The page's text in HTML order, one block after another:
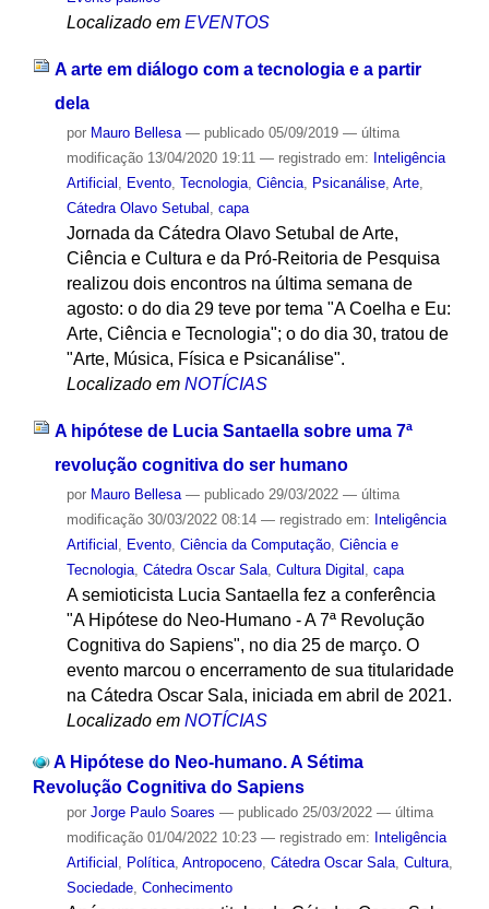
Localizado em EVENTOS
A arte em diálogo com a tecnologia e a partir
dela
por Mauro Bellesa — publicado05/09/2019 — última
modificação13/04/2020 19:11 — registrado em: Inteligência
Artificial , Evento, Tecnologia, Ciência, Psicanálise, Arte,
Cátedra Olavo Setubal , capa
Jornada da Cátedra Olavo Setubal de Arte,
Ciência e Cultura e da Pró-Reitoria de Pesquisa
realizou dois encontros na última semana de
agosto: o do dia 29 teve por tema "A Coelha e Eu:
Arte, Ciência e Tecnologia"; o do dia 30, tratou de
"Arte, Música, Física e Psicanálise".
Localizado em NOTÍCIAS
A hipótese de Lucia Santaella sobre uma 7ª
revolução cognitiva do ser humano
por Mauro Bellesa — publicado29/03/2022 — última
modificação30/03/2022 08:14 — registrado em: Inteligência
Artificial
Evento, Ciência da Computação, Ciência e
Tecnologia, Cátedra Oscar Sala, Cultura Digital capa
A semioticista Lucia Santaella fez a conferência
"A Hipótese do Neo-Humano - A 7ª Revolução
Cognitiva do Sapiens", no dia 25 de março. O
evento marcou o encerramento de sua titularidade
na Cátedra Oscar Sala, iniciada em abril de 2021.
Localizado em NOTÍCIAS
A Hipótese do Neo-humano. A Sétima
Revolução Cognitiva do Sapiens
por Jorge Paulo Soares — publicado25/03/2022 — última
modificação01/04/2022 10:23 — registrado em: Inteligência
Artificial , Política, Antropoceno, Cátedra Oscar Sala, Cultura,
Sociedade, Conhecimento